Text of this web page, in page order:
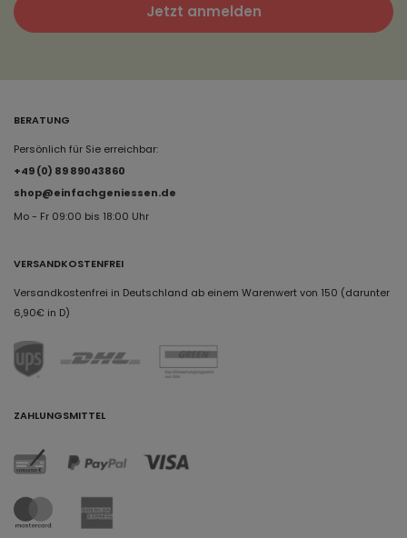
Jetzt anmelden
BERATUNG
Persönlich für Sie erreichbar:
+49 (0) 89 89043860
shop@einfachgeniessen.de
Mo - Fr 09:00 bis 18:00 Uhr
VERSANDKOSTENFREI
Versandkostenfrei in Deutschland ab einem Warenwert von 150 (darunter
6,90€ in D)
ZAHLUNGSMITTEL